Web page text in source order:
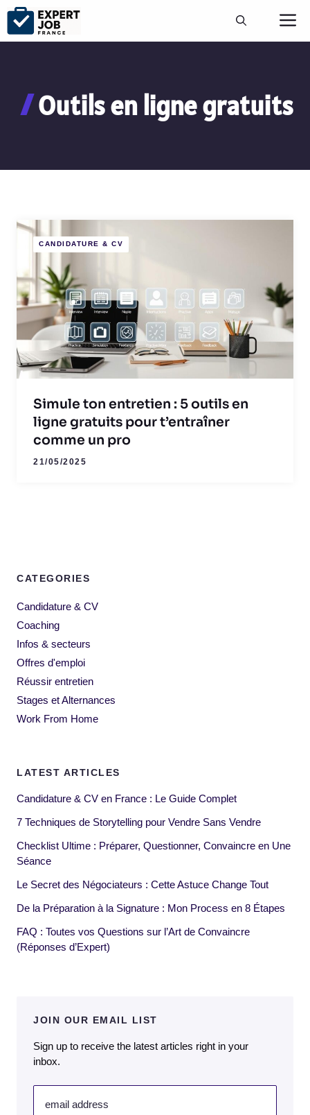
Aller
contenu
Outils en ligne gratuits
CANDIDATURE & CV
Simule ton entretien : 5 outils en
ligne gratuits pour t’entraîner
comme un pro
21/05/2025
CATEGORIES
Candidature & CV
Coaching
Infos & secteurs
Offres d'emploi
Réussir entretien
Stages et Alternances
Work From Home
LATEST ARTICLES
Candidature & CV en France : Le Guide Complet
7 Techniques de Storytelling pour Vendre Sans Vendre
Checklist Ultime : Préparer, Questionner, Convaincre en Une
Séance
Le Secret des Négociateurs : Cette Astuce Change Tout
De la Préparation à la Signature : Mon Process en 8 Étapes
FAQ : Toutes vos Questions sur l’Art de Convaincre
(Réponses d’Expert)
JOIN OUR EMAIL LIST
Sign up to receive the latest articles right in your
inbox.
email address